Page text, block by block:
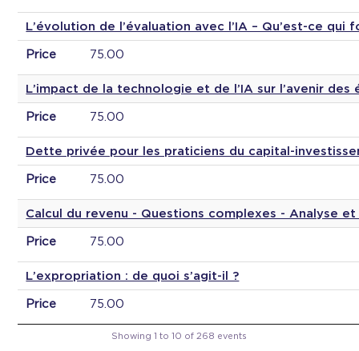
L’évolution de l’évaluation avec l’IA – Qu’est-ce
Price
75.00
L’impact de la technologie et de l’IA sur l’avenir des
Price
75.00
Dette privée pour les praticiens du capital-
Price
75.00
Calcul du revenu - Questions complexes - Analyse
Price
75.00
L’expropriation : de quoi s’agit-il ?
Price
75.00
Showing 1 to 10 of 268 events